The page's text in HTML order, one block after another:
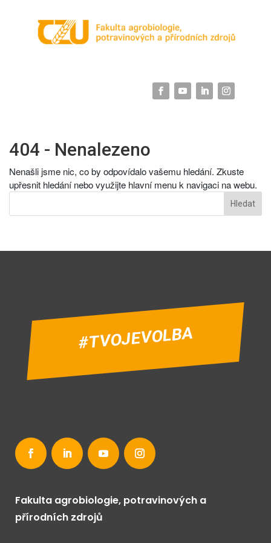
404 - Nenalezeno
Nenašli jsme nic, co by odpovídalo vašemu hledání. Zkuste
upřesnit hledání nebo využijte hlavní menu k navigaci na webu.
#TVOJEVOLBA
Fakulta agrobiologie, potravinových a
přírodních zdrojů